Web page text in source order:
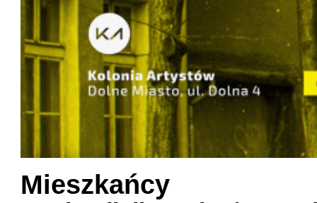
Mieszkańcy